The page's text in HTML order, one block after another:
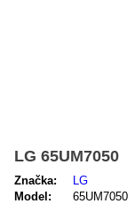
LG 65UM7050
Značka:
LG
Model:
65UM7050